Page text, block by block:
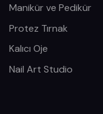
Manikür ve Pedikür
Protez Tırnak
Kalıcı Oje
Nail Art Studio